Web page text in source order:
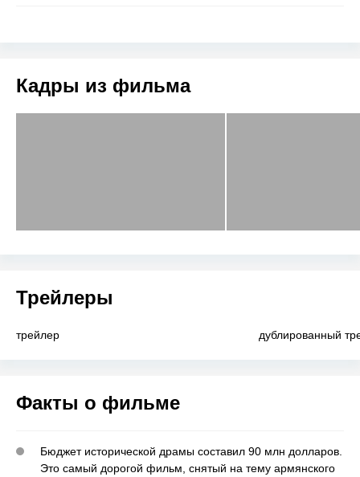
Кадры из фильма
Трейлеры
трейлер дублированный
Факты о фильме
Бюджет исторической драмы составил 90 млн долларов.
Это самый дорогой фильм, снятый на тему армянского